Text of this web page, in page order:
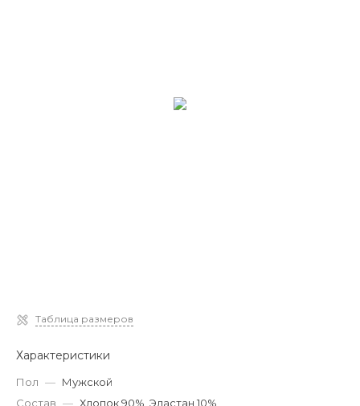
Таблица размеров
Характеристики
Пол — Мужской
Состав — Хлопок 90%, Эластан 10%